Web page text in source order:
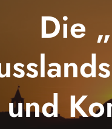
Die
und